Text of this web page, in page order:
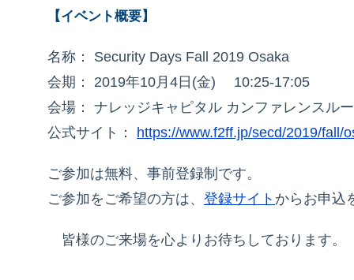
【イベント概要】
名称： Security Days Fall 2019 Osaka
会期： 2019年10月4日(金) 10:25-17:05
会場： ナレッジキャピタル カンファレンス
公式サイト： https://www.f2ff.jp/secd/2019/fall/
ご参加は無料、事前登録制です。
ご参加をご希望の方は、 登録サイト からお申込
皆様のご来場を心よりお待ちしております。